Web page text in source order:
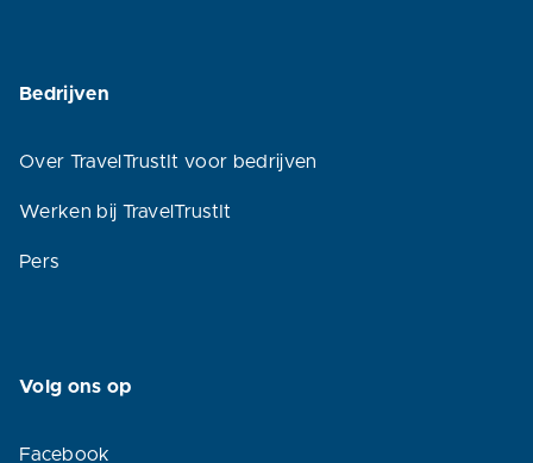
Bedrijven
Over TravelTrustIt voor bedrijven
Werken bij TravelTrustIt
Pers
Volg ons op
Facebook